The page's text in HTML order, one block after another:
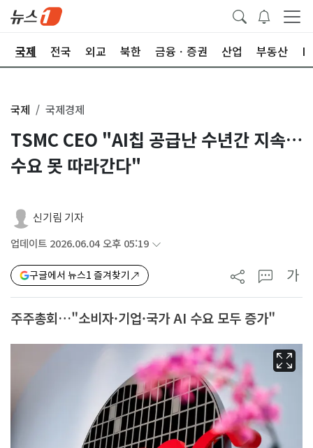
국제 전국 외교 북한 금융ㆍ증권 산업 부동산
국제 국제경제
TSMC CEO "AI칩 공급난 수년간 지속…
수요 못 따라간다"
신기림 기자
업데이트 2026.06.04 오후 05:19
구글에서 뉴스1 즐겨찾기 가
주주총회…"소비자·기업·국가 AI 수요 모두 증가"